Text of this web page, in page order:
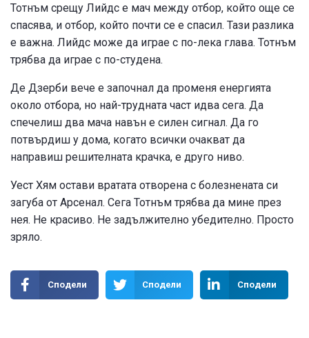
Тотнъм срещу Лийдс е мач между отбор, който още се
спасява, и отбор, който почти се е спасил. Тази разлика
е важна. Лийдс може да играе с по-лека глава. Тотнъм
трябва да играе с по-студена.
Де Дзерби вече е започнал да променя енергията
около отбора, но най-трудната част идва сега. Да
спечелиш два мача навън е силен сигнал. Да го
потвърдиш у дома, когато всички очакват да
направиш решителната крачка, е друго ниво.
Уест Хям остави вратата отворена с болезнената си
загуба от Арсенал. Сега Тотнъм трябва да мине през
нея. Не красиво. Не задължително убедително. Просто
зряло.
Сподели Сподели Сподели